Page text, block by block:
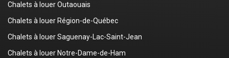
Chalets à louer Outaouais
Chalets à louer Région-de-Québec
Chalets à louer Saguenay-Lac-Saint-Jean
Chalets à louer Notre-Dame-de-Ham